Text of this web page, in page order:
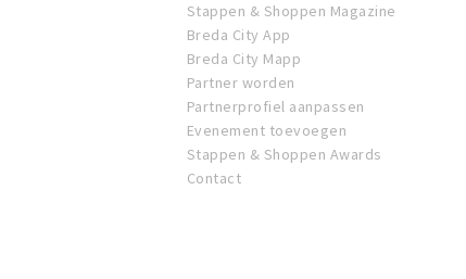
Stappen & Shoppen Magazine
Breda City App
Breda City Mapp
Partner worden
Partnerprofiel aanpassen
Evenement toevoegen
Stappen & Shoppen Awards
Contact